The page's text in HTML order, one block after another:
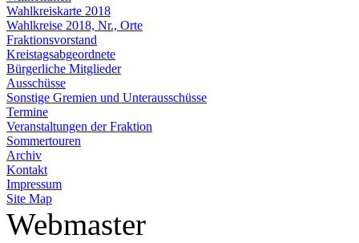
Wahlkreiskarte 2018
Wahlkreise 2018, Nr., Orte
Fraktionsvorstand
Kreistagsabgeordnete
Bürgerliche Mitglieder
Ausschüsse
Sonstige Gremien und Unterausschüsse
Termine
Veranstaltungen der Fraktion
Sommertouren
Archiv
Kontakt
Impressum
Site Map
Webmaster